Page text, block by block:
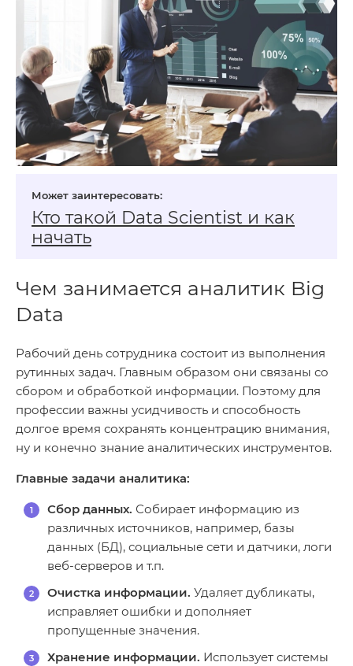
Кто такой Data Scientist и как
начать
Чем занимается аналитик Big
Data
Рабочий день сотрудника состоит из выполнения
рутинных задач. Главным образом они связаны со
сбором и обработкой информации. Поэтому для
профессии важны усидчивость и способность
долгое время сохранять концентрацию внимания,
ну и конечно знание аналитических инструментов.
Главные задачи аналитика:
Сбор данных. Собирает информацию из
различных источников, например, базы
данных (БД), социальные сети и датчики, логи
веб-серверов и т.п.
Очистка информации. Удаляет дубликаты,
исправляет ошибки и дополняет
пропущенные значения.
Хранение информации. Использует системы